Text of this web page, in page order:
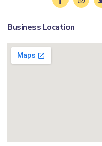
Business Location